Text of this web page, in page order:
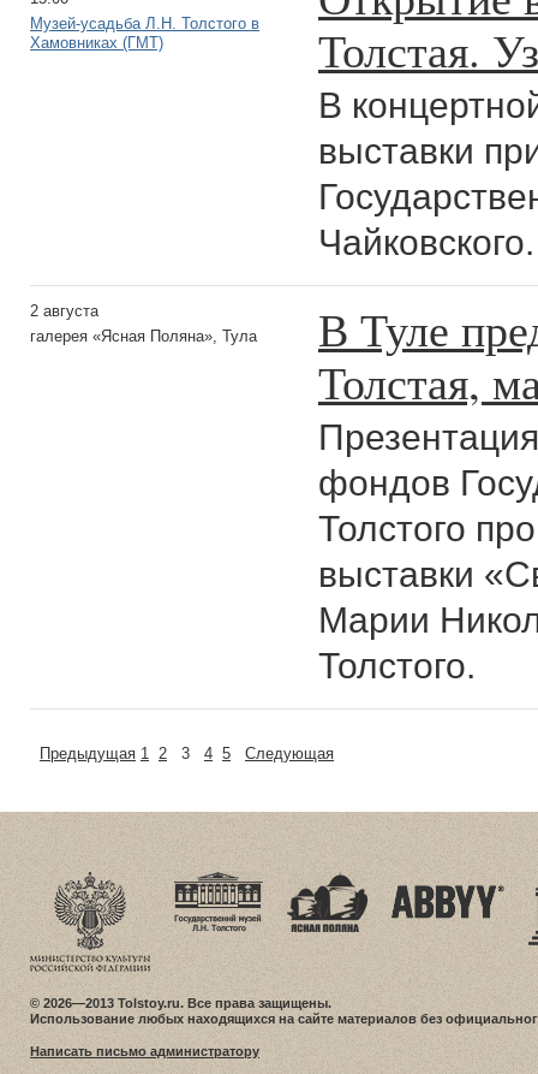
Музей-усадьба Л.Н. Толстого в
Хамовниках (ГМТ)
Толстая.
В
выставки
Чайковского.
2 августа
галерея «Ясная Поляна», Тула
В Туле
Толстая,
фондов
Толстого
выставки
Марии
Толстого.
Предыдущая 1 2 3 4 5 Следующая
© 2026—2013 Tolstoy.ru. Все права защищены.
Использование любых находящихся на сайте материалов без
Написать письмо администратору